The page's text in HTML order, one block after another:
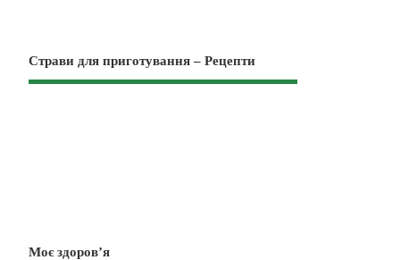
Страви для приготування – Рецепти
Моє здоров’я